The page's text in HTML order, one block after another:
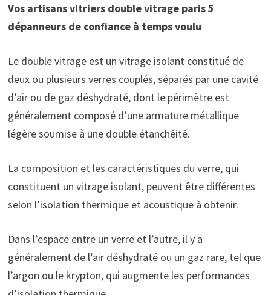
Vos artisans vitriers double vitrage paris 5
dépanneurs de confiance à temps voulu
Le double vitrage est un vitrage isolant constitué de
deux ou plusieurs verres couplés, séparés par une cavité
d’air ou de gaz déshydraté, dont le périmètre est
généralement composé d’une armature métallique
légère soumise à une double étanchéité.
La composition et les caractéristiques du verre, qui
constituent un vitrage isolant, peuvent être différentes
selon l’isolation thermique et acoustique à obtenir.
Dans l’espace entre un verre et l’autre, il y a
généralement de l’air déshydraté ou un gaz rare, tel que
l’argon ou le krypton, qui augmente les performances